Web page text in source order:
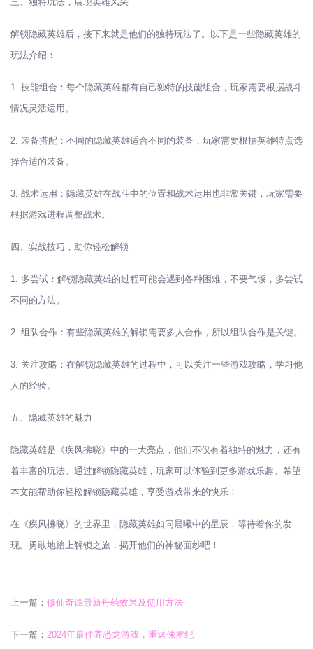
解锁隐藏英雄后，接下来就是他们的独特玩法了。以下是一些隐藏英雄的
玩法介绍：
1. 技能组合：每个隐藏英雄都有自己独特的技能组合，玩家需要根据战斗
情况灵活运用。
2. 装备搭配：不同的隐藏英雄适合不同的装备，玩家需要根据英雄特点选
择合适的装备。
3. 战术运用：隐藏英雄在战斗中的位置和战术运用也非常关键，玩家需要
根据游戏进程调整战术。
四、实战技巧，助你轻松解锁
1. 多尝试：解锁隐藏英雄的过程可能会遇到各种困难，不要气馁，多尝试
不同的方法。
2. 组队合作：有些隐藏英雄的解锁需要多人合作，所以组队合作是关键。
3. 关注攻略：在解锁隐藏英雄的过程中，可以关注一些游戏攻略，学习他
人的经验。
五、隐藏英雄的魅力
隐藏英雄是《疾风拂晓》中的一大亮点，他们不仅有着独特的魅力，还有
着丰富的玩法。通过解锁隐藏英雄，玩家可以体验到更多游戏乐趣。希望
本文能帮助你轻松解锁隐藏英雄，享受游戏带来的快乐！
在《疾风拂晓》的世界里，隐藏英雄如同晨曦中的星辰，等待着你的发
现。勇敢地踏上解锁之旅，揭开他们的神秘面纱吧！
上一篇： 修仙奇谭最新丹药效果及使用方法
下一篇： 2024年最佳养恐龙游戏，重返侏罗纪